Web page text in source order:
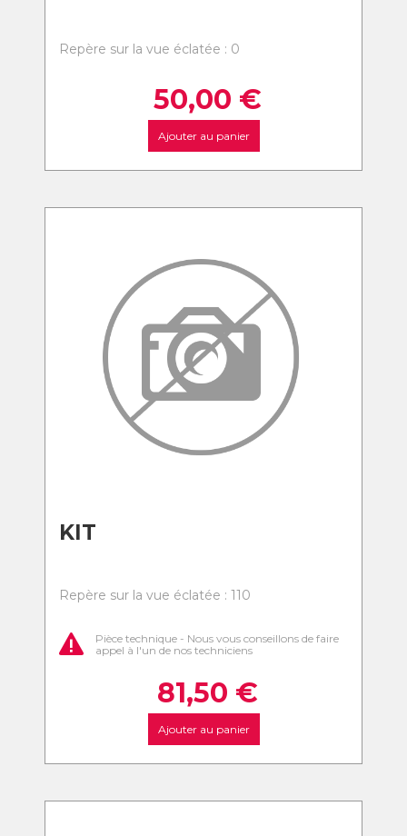
Repère sur la vue éclatée : 0
50,00 €
Ajouter au panier
KIT
Repère sur la vue éclatée : 110
Pièce technique - Nous vous conseillons de faire
appel à l'un de nos techniciens
81,50 €
Ajouter au panier